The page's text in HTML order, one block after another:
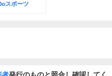
スポーツ